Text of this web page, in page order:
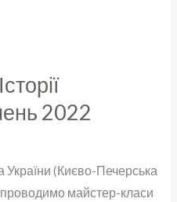
2022
України (Києво-Печерська
проводимо майстер-класи